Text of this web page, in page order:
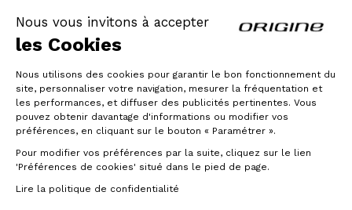
Nous vous invitons à accepter
les Cookies
Nous utilisons des cookies pour garantir le bon fonctionnement du
site, personnaliser votre navigation, mesurer la fréquentation et
les performances, et diffuser des publicités pertinentes. Vous
pouvez obtenir davantage d'informations ou modifier vos
préférences, en cliquant sur le bouton « Paramétrer ».
Pour modifier vos préférences par la suite, cliquez sur le lien
'Préférences de cookies' situé dans le pied de page.
Lire la politique de confidentialité
© Origine Cycles